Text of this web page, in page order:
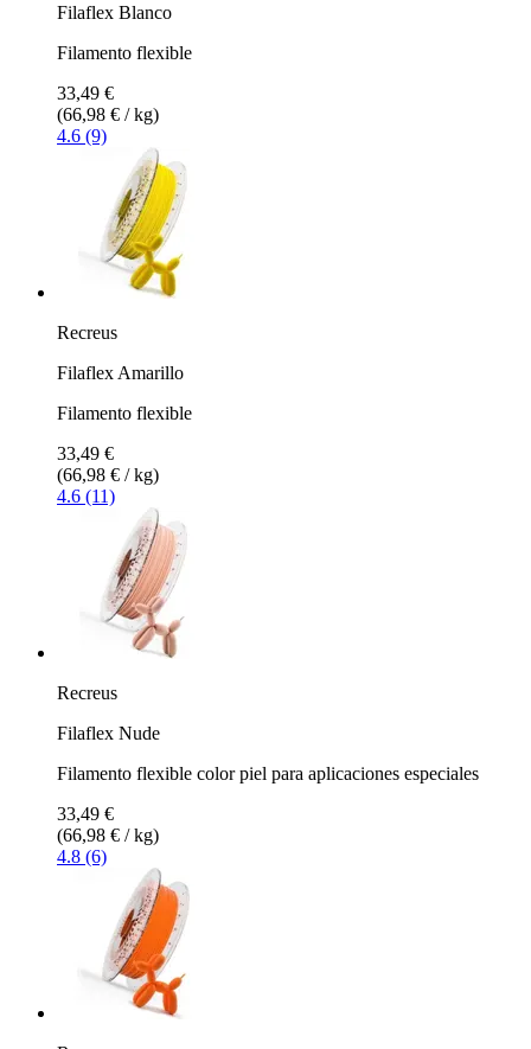
Filaflex Blanco
Filamento flexible
33,49 €
(66,98 € / kg)
4.6 (9)
Recreus
Filaflex Amarillo
Filamento flexible
33,49 €
(66,98 € / kg)
4.6 (11)
Recreus
Filaflex Nude
Filamento flexible color piel para aplicaciones especiales
33,49 €
(66,98 € / kg)
4.8 (6)